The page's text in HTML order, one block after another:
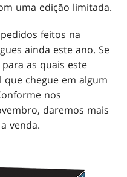
uma edição limitada.
feitos na
ainda este ano. Se
as quais este
chegue em algum
nos
daremos mais
venda.